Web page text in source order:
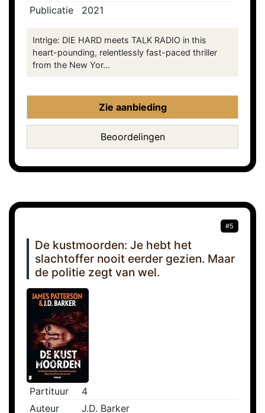
Publicatie
2021
Intrige: DIE HARD meets TALK RADIO in this
heart-pounding, relentlessly fast-paced thriller
from the New Yor...
Zie aanbieding
Beoordelingen
#5
De kustmoorden: Je hebt het
slachtoffer nooit eerder gezien. Maar
de politie zegt van wel.
Partituur
4
Auteur
J.D. Barker